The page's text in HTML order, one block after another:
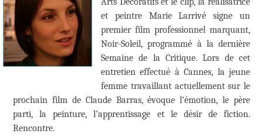
et peintre Marie Larrivé signe un
premier film professionnel marquant,
Noir-Soleil, programmé à la dernière
Semaine de la Critique. Lors de cet
entretien effectué à Cannes, la jeune
femme travaillant actuellement sur le
prochain film de Claude Barras, évoque l’émotion, le père
parti, la peinture, l’apprentissage et le désir de fiction.
Rencontre.